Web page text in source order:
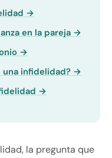
→
en la pareja →
→
una infidelidad? →
→
la pregunta que